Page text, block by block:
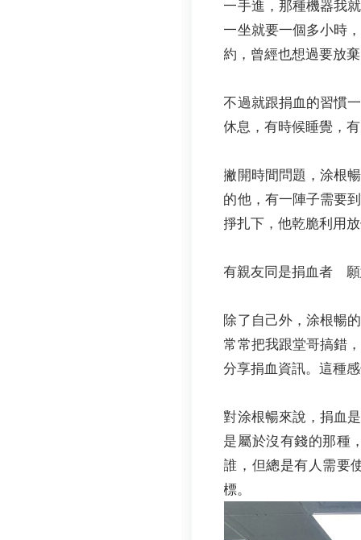
一手進，那種機器我
一坐就要一個多小時
約，曾經也想過要放
不過就跟捐血的習慣
休息，有時候睡覺，
撇開時間問題，涂根
的他，有一陣子需要
掙扎下，他乾脆利用
有親友同是捐血者
除了自己外，涂根暢
常常把我跟堂哥搞錯
分享捐血資訊。這種
對涂根暢來說，捐血
是屬於沒有錢的那種
誰，但總是有人需要
標。